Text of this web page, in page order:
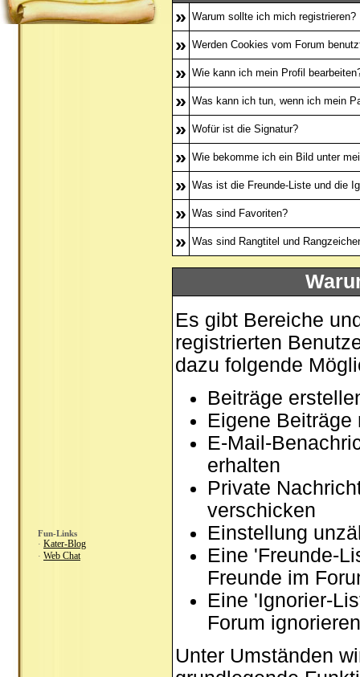
Fun-Links
· Kater-Blog
· Web Chat
» Warum sollte ich mich registrieren?
» Werden Cookies vom Forum
» Wie kann ich mein Profil
» Was kann ich tun, wenn ich mein
» Wofür ist die Signatur?
» Wie bekomme ich ein Bild unter
» Was ist die Freunde-Liste und die
» Was sind Favoriten?
» Was sind Rangtitel und
Es gibt Bereiche
registrierten
dazu folgende
Beiträge
Eigene
E-Mail-
erhalten
Private
verschicken
Einstellung
Eine 'Freunde-
Freunde im
Eine 'Ignorier-
Forum
Unter Umständen